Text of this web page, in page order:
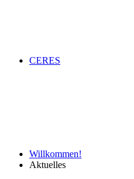
CERES
Willkommen!
Aktuelles